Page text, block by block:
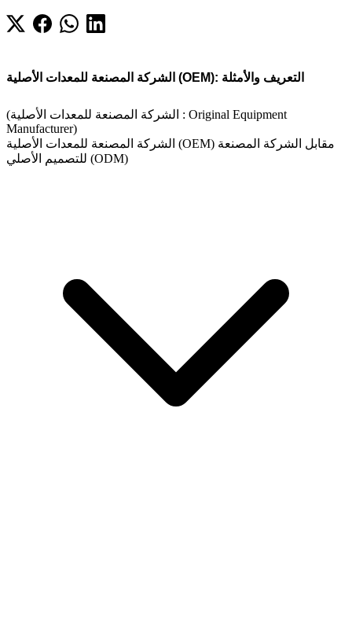
الشركة المصنعة للمعدات الأصلية (OEM): التعريف والأمثلة
(الشركة المصنعة للمعدات الأصلية : Original Equipment
Manufacturer)
الشركة المصنعة للمعدات الأصلية (OEM) مقابل الشركة المصنعة
للتصميم الأصلي (ODM)